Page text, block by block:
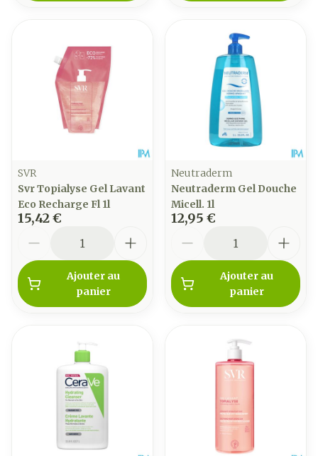
SVR
Svr Topialyse Gel Lavant
Eco Recharge Fl 1l
15,42 €
Ajouter au
panier
Neutraderm
Neutraderm Gel Douche
Micell. 1l
12,95 €
Ajouter au
panier